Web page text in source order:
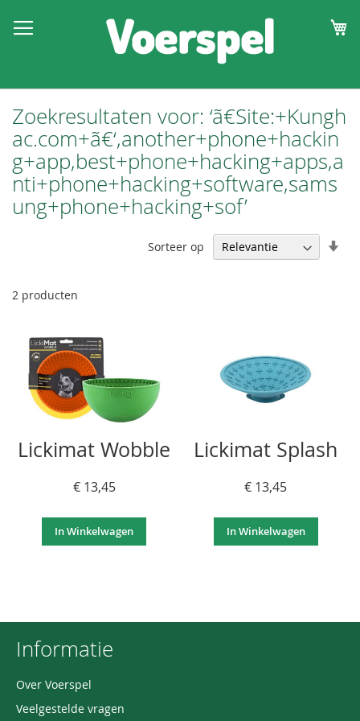
Zoekresultaten voor: ‘ã€Site:+Kungh
ac.com+ã€‘,another+phone+hackin
g+app,best+phone+hacking+apps,a
nti+phone+hacking+software,sams
ung+phone+hacking+sof’
2 producten
Sorteer op
Lickimat Wobble
€ 13,45
In Winkelwagen
Lickimat Splash
€ 13,45
In Winkelwagen
Informatie
Over Voerspel
Veelgestelde vragen